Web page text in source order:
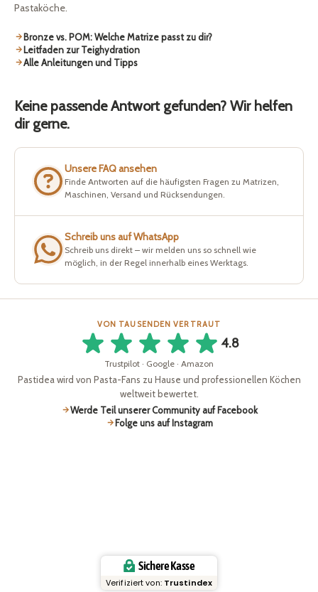
Pastaköche.
Bronze vs. POM: Welche Matrize passt zu dir?
Leitfaden zur Teighydration
Alle Anleitungen und Tipps
Keine passende Antwort gefunden? Wir helfen
dir gerne.
Unsere FAQ ansehen
Finde Antworten auf die häufigsten Fragen zu Matrizen,
Maschinen, Versand und Rücksendungen.
Schreib uns auf WhatsApp
Schreib uns direkt – wir melden uns so schnell wie
möglich, in der Regel innerhalb eines Werktags.
VON TAUSENDEN VERTRAUT
4.8
Trustpilot · Google · Amazon
Pastidea wird von Pasta-Fans zu Hause und professionellen Köchen
weltweit bewertet.
Werde Teil unserer Community auf Facebook
Folge uns auf Instagram
Sichere Kasse
Verifiziert von: Trustindex